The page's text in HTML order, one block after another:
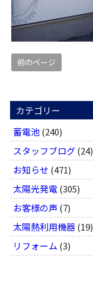
前のページ
カテゴリー
蓄電池(240)
スタッフブログ(24)
お知らせ (471)
太陽光発電(305)
お客様の声 (7)
太陽熱利用機器(19)
リフォーム (3)